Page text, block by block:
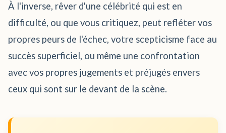
À l'inverse, rêver d'une célébrité qui est en
difficulté, ou que vous critiquez, peut refléter vos
propres peurs de l'échec, votre scepticisme face au
succès superficiel, ou même une confrontation
avec vos propres jugements et préjugés envers
ceux qui sont sur le devant de la scène.